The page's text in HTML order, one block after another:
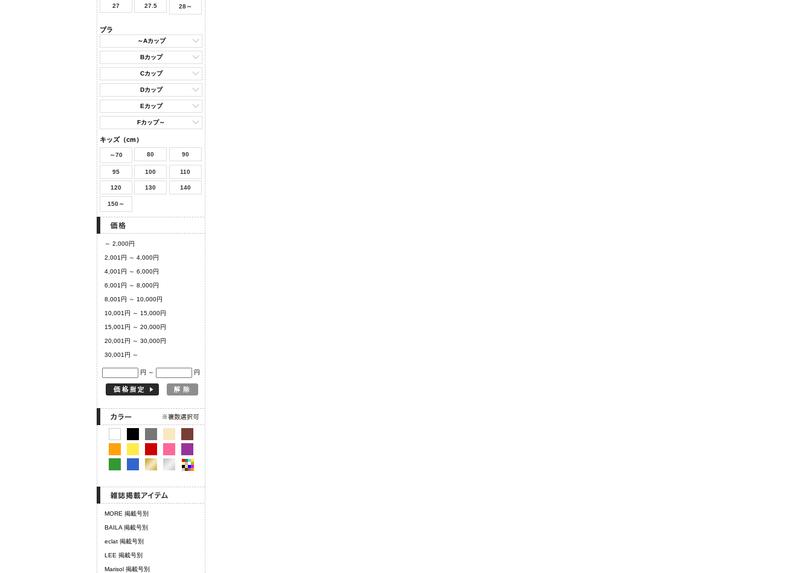
27 27.5 28～
ブラ
～Aカップ
Bカップ
Cカップ
Dカップ
Eカップ
Fカップ～
キッズ（cm）
～70 80 90
95 100 110
120 130 140
150～
～ 2,000円
2,001円 ～ 4,000円
4,001円 ～ 6,000円
6,001円 ～ 8,000円
8,001円 ～ 10,000円
10,001円 ～ 15,000円
15,001円 ～ 20,000円
20,001円 ～ 30,000円
30,001円 ～
円 ～ 円
MORE 掲載号別
BAILA 掲載号別
eclat 掲載号別
LEE 掲載号別
Marisol 掲載号別